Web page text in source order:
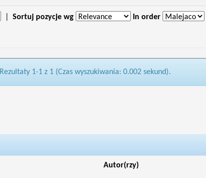
Sortuj pozycje wg In order
Rezultaty 1-1 z 1 (Czas wyszukiwania: 0.002 sekund).
Autor(rzy)